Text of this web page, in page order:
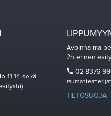
11-14 sekä
Avoinna ma-
2h ennen
02 8376
TIETOSUOJA